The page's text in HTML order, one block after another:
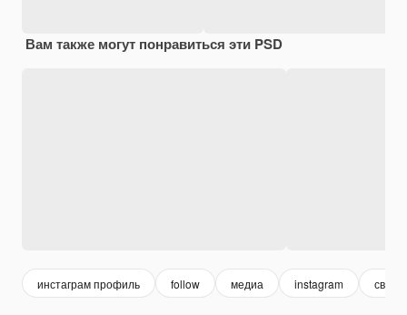
Вам также могут понравиться эти PSD
инстаграм профиль follow медиа instagram связь